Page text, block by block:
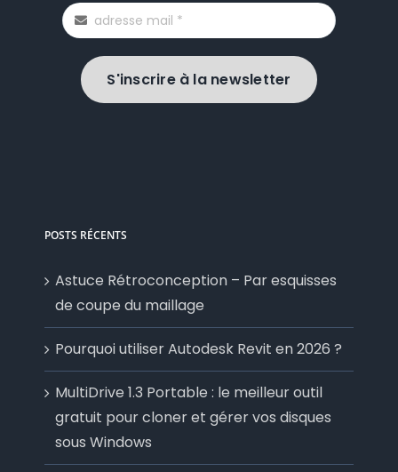
S'inscrire à la newsletter
POSTS RÉCENTS
Astuce Rétroconception – Par esquisses
de coupe du maillage
Pourquoi utiliser Autodesk Revit en 2026 ?
MultiDrive 1.3 Portable : le meilleur outil
gratuit pour cloner et gérer vos disques
sous Windows